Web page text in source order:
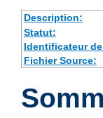
Description:
Statut:
Identificateur
Fichier Source: